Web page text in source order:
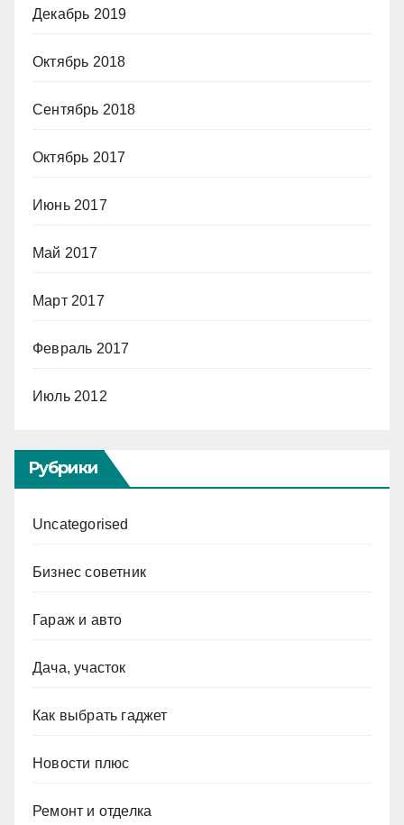
Декабрь 2019
Октябрь 2018
Сентябрь 2018
Октябрь 2017
Июнь 2017
Май 2017
Март 2017
Февраль 2017
Июль 2012
Рубрики
Uncategorised
Бизнес советник
Гараж и авто
Дача, участок
Как выбрать гаджет
Новости плюс
Ремонт и отделка